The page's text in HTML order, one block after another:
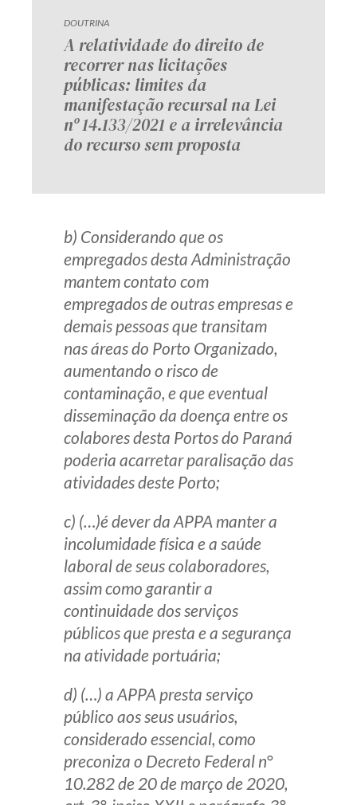
DOUTRINA
A relatividade do direito de
recorrer nas licitações
públicas: limites da
manifestação recursal na Lei
nº 14.133/2021 e a irrelevância
do recurso sem proposta
b) Considerando que os
empregados desta Administração
mantem contato com
empregados de outras empresas e
demais pessoas que transitam
nas áreas do Porto Organizado,
aumentando o risco de
contaminação, e que eventual
disseminação da doença entre os
colabores desta Portos do Paraná
poderia acarretar paralisação das
atividades deste Porto;
c) (…)é dever da APPA manter a
incolumidade física e a saúde
laboral de seus colaboradores,
assim como garantir a
continuidade dos serviços
públicos que presta e a segurança
na atividade portuária;
d) (…) a APPA presta serviço
público aos seus usuários,
considerado essencial, como
preconiza o Decreto Federal n°
10.282 de 20 de março de 2020,